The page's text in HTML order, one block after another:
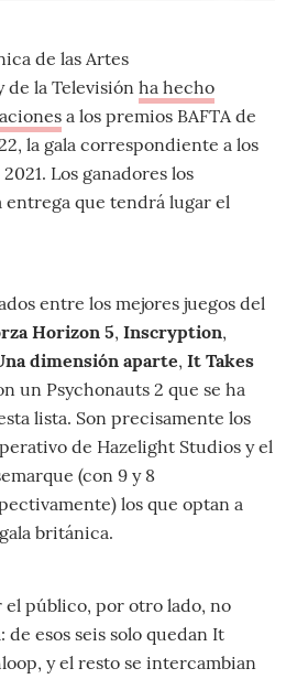
de las Artes
de la Televisión ha hecho
a los premios BAFTA de
la gala correspondiente a los
Los ganadores los
entrega que tendrá lugar el
entre los mejores juegos del
Horizon 5, Inscryption,
dimensión aparte, It Takes
un Psychonauts 2 que se ha
lista. Son precisamente los
de Hazelight Studios y el
(con 9 y 8
los que optan a
británica.
el público, por otro lado, no
de esos seis solo quedan It
y el resto se intercambian